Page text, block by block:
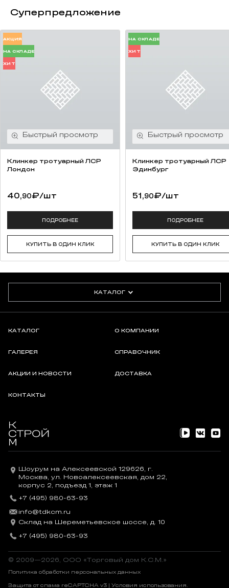
Суперпредложение
АКЦИЯ
НА СКЛАДЕ
ХИТ
Клинкер тротуарный ЛСР
Лондон
40,90₽/шт
ПОДРОБНЕЕ
КУПИТЬ В ОДИН КЛИК
НА СКЛАДЕ
ХИТ
Клинкер тротуарный ЛСР
Эдинбург
51,90₽/шт
ПОДРОБНЕЕ
КУПИТЬ В ОДИН КЛИК
КАТАЛОГ
КАТАЛОГ О КОМПАНИИ
ГАЛЕРЕЯ СПРАВОЧНИК
АКЦИИ И НОВОСТИ ДОСТАВКА
КОНТАКТЫ
Шоурум на Алексеевской 129626, г.
Москва, ул. Новоалексеевская, дом 22,
корпус 2, подъезд 1, этаж 1
+7 (495) 980-63-93
info@tdkcm.ru
Склад на Шереметьевское шоссе, д. 10
+7 (495) 980-63-93
© 2009—2026, OOO «Торговый дом К.С.М.»
Политика обработки персональных данных
Защита от спама reCAPTCHA v3 | Условия использования.